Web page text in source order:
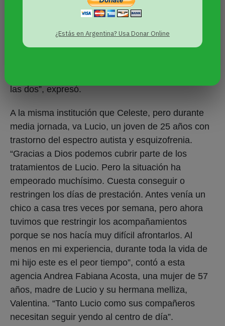
¿Estás en Argentina? Usa Donar Online
no gano la mínima, gasto más o menos el doble de
ahorros. Celeste no recibe pensión por
discapacidad y tampoco tengo pensión por mi
las dos”, expresó.
A la misma institución que Celeste, pero durante
media jornada, va Lucio, un joven de 25 años con
trastorno del espectro autista y esquizofrenia.
“Gracias a Dios podemos cubrir parte de los
tratamientos de Lucio. Pero la situación ha
empeorado muchísimo. Cuesta conseguir o
restringen los días de prestación. Antes venía un
chico a casa tres veces por semana, pero ahora
tuvimos que restringir los acompañamientos
porque se nos hacía muy difícil afrontarlos. Al
menos en mi experiencia, durante toda la vida de
mi hijo este es el peor tiempo”, contó a esta
agencia Andrea Fabiana Acosta, una mujer de 57
años, madre de Lucio y su hermana melliza,
Valentina. “Tanto Lucio como sus compañeros
necesitan seguir yendo al centro de día”.